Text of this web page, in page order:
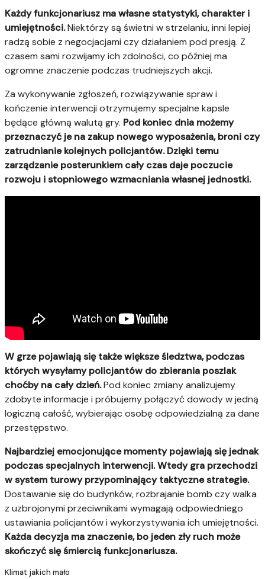
Każdy funkcjonariusz ma własne statystyki, charakter i
umiejętności.Niektórzy są świetni w strzelaniu, inni lepiej
radzą sobie z negocjacjami czy działaniem pod presją. Z
czasem sami rozwijamy ich zdolności, co później ma
ogromne znaczenie podczas trudniejszych akcji.
Za wykonywanie zgłoszeń, rozwiązywanie spraw i
kończenie interwencji otrzymujemy specjalne kapsle
będące główną walutą gry. Pod koniec dnia możemy
przeznaczyć je na zakup nowego wyposażenia, broni czy
zatrudnianie kolejnych policjantów. Dzięki temu
zarządzanie posterunkiem cały czas daje poczucie
rozwoju i stopniowego wzmacniania własnej jednostki.
W grze pojawiają się także większe śledztwa, podczas
których wysyłamy policjantów do zbierania poszlak
choćby na cały dzień.Pod koniec zmiany analizujemy
zdobyte informacje i próbujemy połączyć dowody w jedną
logiczną całość, wybierając osobę odpowiedzialną za dane
przestępstwo.
Najbardziej emocjonujące momenty pojawiają się jednak
podczas specjalnych interwencji. Wtedy gra przechodzi
w system turowy przypominający taktyczne strategie.
Dostawanie się do budynków, rozbrajanie bomb czy walka
z uzbrojonymi przeciwnikami wymagają odpowiedniego
ustawiania policjantów i wykorzystywania ich umiejętności.
Każda decyzja ma znaczenie, bo jeden zły ruch może
skończyć się śmiercią funkcjonariusza.
Klimat jakich mało